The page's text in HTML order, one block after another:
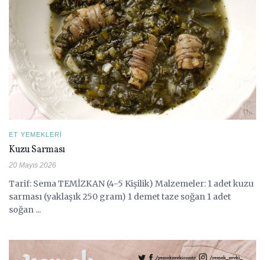
ET YEMEKLERI
Kuzu Sarması
20 Mayıs 2026
Tarif: Sema TEMİZKAN (4-5 Kişilik) Malzemeler: 1 adet kuzu
sarması (yaklaşık 250 gram) 1 demet taze soğan 1 adet
soğan ...